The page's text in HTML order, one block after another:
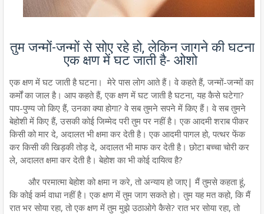
तुम जन्मों-जन्मों से सोए रहे हो, लेकिन जागने की घटना
एक क्षण में घट जाती है- ओशो
एक क्षण में घट जाती है घटना। मेरे पास लोग आते हैं। वे कहते हैं, जन्मों-जन्मों का
कर्मों का जाल है। आप कहते हैं, एक क्षण में घट जाती है घटना, यह कैसे घटेगा?
पाप-पुण्य जो किए हैं, उनका क्या होगा? वे सब तुमने सपने में किए हैं। वे सब तुमने
बेहोशी में किए हैं, उसकी कोई जिम्मेद परी तुम पर नहीं है। एक आदमी शराब पीकर
किसी को मार दे, अदालत भी क्षमा कर देती है। एक आदमी पागल हो, पत्थर फेंक
कर किसी की खिड़की तोड़ दे, अदालत भी माफ कर देती है। छोटा बच्चा चोरी कर
ले, अदालत क्षमा कर देती है। बेहोश का भी कोई दायित्व है?
और परमात्मा बेहोश को क्षमा न करे, तो अन्याय हो जाए| मैं तुमसे कहता हूं,
कि कोई कर्म वाधा नहीं है। एक क्षण में तुम जाग सकते हो। तुम यह मत कहो, कि मैं
रात भर सोया रहा, तो एक क्षण में तुम मुझे उठाओगे कैसे? रात भर सोया रहा, तो